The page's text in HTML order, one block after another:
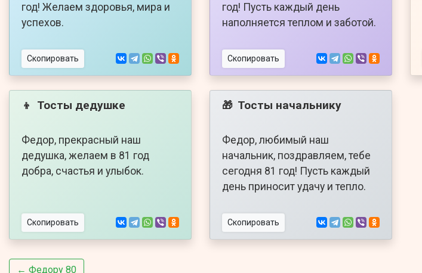
год! Желаем здоровья, мира и
успехов.
Скопировать
год! Пусть каждый день
наполняется теплом и заботой.
Скопировать
👦 Тосты дедушке
Федор, прекрасный наш
дедушка, желаем в 81 год
добра, счастья и улыбок.
Скопировать
🎁 Тосты начальнику
Федор, любимый наш
начальник, поздравляем, тебе
сегодня 81 год! Пусть каждый
день приносит удачу и тепло.
Скопировать
← Федору 80